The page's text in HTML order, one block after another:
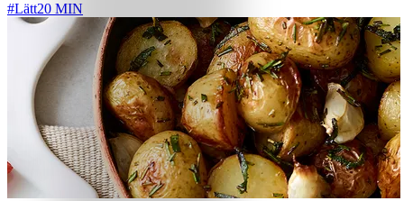
#Lätt20 MIN